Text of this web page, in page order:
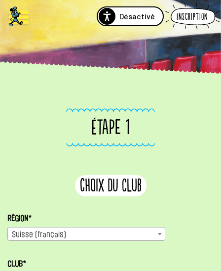
Désactivé Inscription
ÉTAPE 1
choix du club
RÉGION*
Suisse (français)
CLUB*